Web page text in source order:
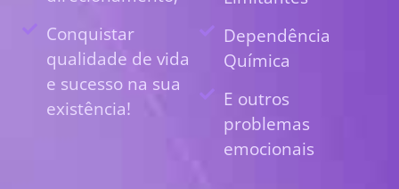
Conquistar
qualidade de vida
e sucesso na sua
existência!
Dependência
Química
E outros
problemas
emocionais